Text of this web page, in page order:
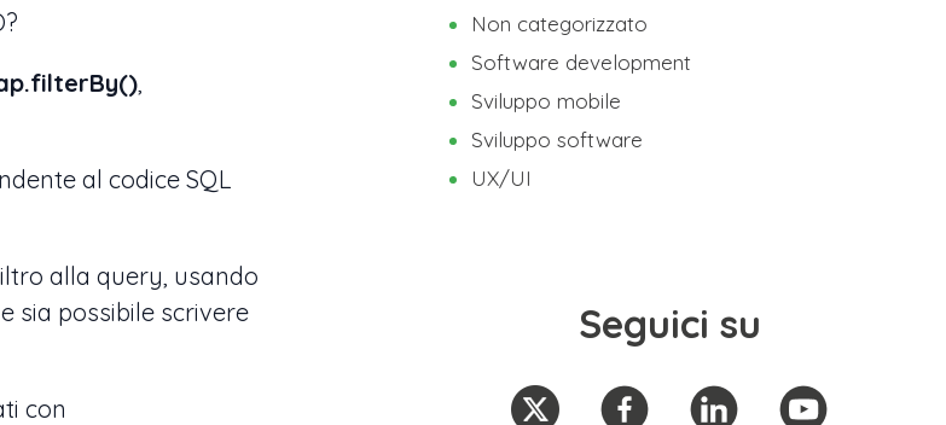
al codice SQL
alla query, usando
sia possibile scrivere
con
Non categorizzato
Software development
Sviluppo mobile
Sviluppo software
UX/UI
Seguici su